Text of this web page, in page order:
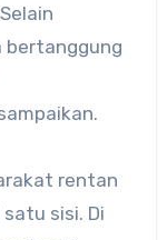
bertanggung
rentan
sisi. Di